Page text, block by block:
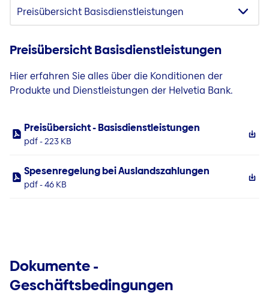
Preisübersicht Basisdienstleistungen
Hier erfahren Sie alles über die Konditionen der
Produkte und Dienstleistungen der Helvetia Bank.
Preisübersicht - Basisdienstleistungen
pdf - 223 KB
Spesenregelung bei Auslandszahlungen
pdf - 46 KB
Dokumente -
Geschäftsbedingungen